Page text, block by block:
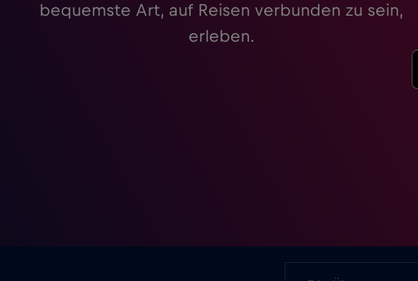
bequemste Art, auf Reisen verbunden zu sein,
erleben.